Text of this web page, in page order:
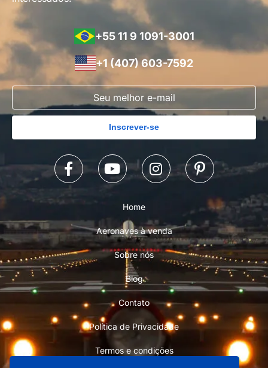
+55 11 9 1091-3001
+1 (407) 603-7592
Inscrever-se
Home
Aeronaves à venda
Sobre nós
Blog
Contato
Política de Privacidade
Termos e condições